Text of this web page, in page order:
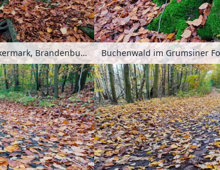
Buchenwald im Grumsiner Forst, Uckermark, Brandenburg, Deutschland